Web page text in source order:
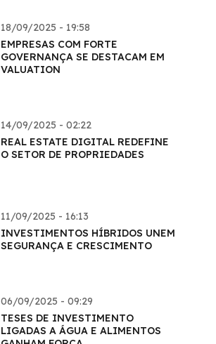
18/09/2025 - 19:58
EMPRESAS COM FORTE
GOVERNANÇA SE DESTACAM EM
VALUATION
14/09/2025 - 02:22
REAL ESTATE DIGITAL REDEFINE
O SETOR DE PROPRIEDADES
11/09/2025 - 16:13
INVESTIMENTOS HÍBRIDOS UNEM
SEGURANÇA E CRESCIMENTO
06/09/2025 - 09:29
TESES DE INVESTIMENTO
LIGADAS A ÁGUA E ALIMENTOS